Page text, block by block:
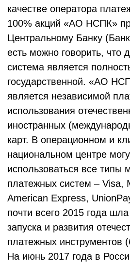
качестве оператора
100% акций «АО НСПК»
Центральному Банку
есть можно говорить, что
система является
государственной. «АО
является независимой
использования
иностранных
карт. В операционном и
национальном центре
использоваться все типы
платежных систем – Visa,
American Express,
почти всего 2015 года шла
запуска и развития
платежных инструментов
На июнь 2017 года в